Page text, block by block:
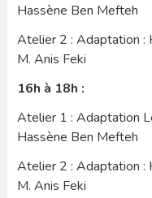
Hassène Ben Mefteh
Atelier 2 : Adaptation :
M. Anis Feki
16h à 18h :
Atelier 1 : Adaptation
Hassène Ben Mefteh
Atelier 2 : Adaptation :
M. Anis Feki